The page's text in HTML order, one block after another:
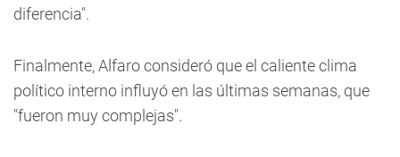
diferencia".
Finalmente, Alfaro consideró que el caliente clima
político interno influyó en las últimas semanas, que
"fueron muy complejas".